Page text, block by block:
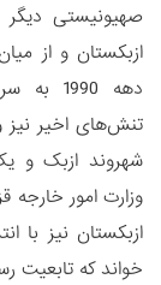
صهیونیستی دیگر
ازبکستان و از
دهه
تنش‌های اخیر نیز
شهروند ازبک و
وزارت امور خارجه
ازبکستان نیز با
خواند که تابعیت